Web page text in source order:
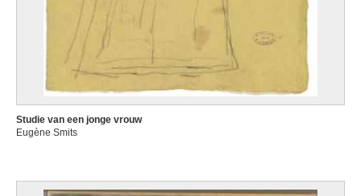
Studie van een jonge vrouw
Eugène Smits